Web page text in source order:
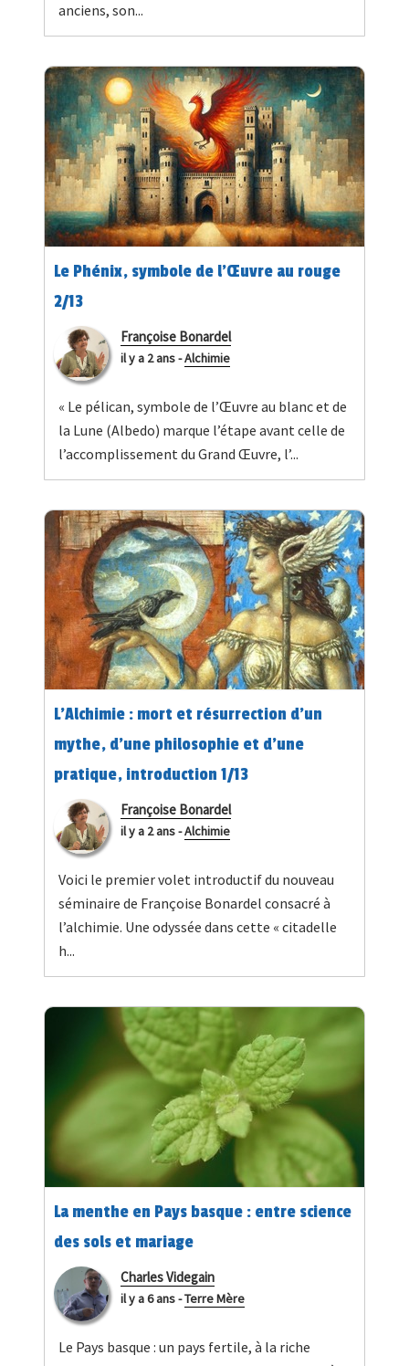
anciens, son...
Le Phénix, symbole de l’Œuvre au rouge
2/13
Françoise Bonardel
il y a 2 ans-Alchimie
« Le pélican, symbole de l’Œuvre au blanc et de
la Lune (Albedo) marque l’étape avant celle de
l’accomplissement du Grand Œuvre, l’...
L’Alchimie : mort et résurrection d’un
mythe, d’une philosophie et d’une
pratique, introduction 1/13
Françoise Bonardel
il y a 2 ans-Alchimie
Voici le premier volet introductif du nouveau
séminaire de Françoise Bonardel consacré à
l’alchimie. Une odyssée dans cette « citadelle
h...
La menthe en Pays basque : entre science
des sols et mariage
Charles Videgain
il y a 6 ans-Terre Mère
Le Pays basque : un pays fertile, à la riche